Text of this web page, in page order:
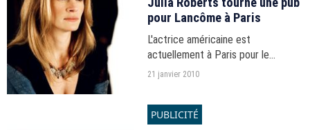
pour Lancôme à Paris
L'actrice américaine est
actuellement à Paris pour le
tournage d'une publicité.
21 janvier 2010
PUBLICITÉ